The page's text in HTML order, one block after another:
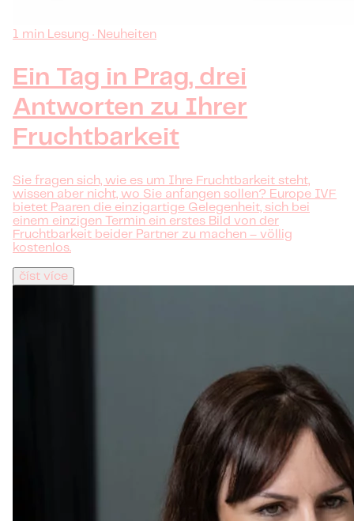
1 min Lesung · Neuheiten
Ein Tag in Prag, drei
Antworten zu Ihrer
Fruchtbarkeit
Sie fragen sich, wie es um Ihre Fruchtbarkeit steht,
wissen aber nicht, wo Sie anfangen sollen? Europe IVF
bietet Paaren die einzigartige Gelegenheit, sich bei
einem einzigen Termin ein erstes Bild von der
Fruchtbarkeit beider Partner zu machen – völlig
kostenlos.
číst více